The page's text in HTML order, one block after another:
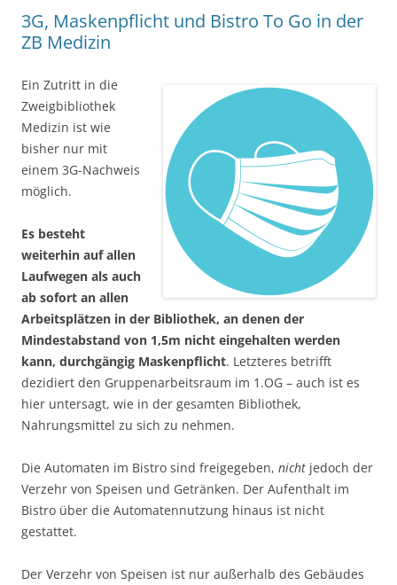
3G, Maskenpflicht und Bistro To Go in der
ZB Medizin
Ein Zutritt in die
Zweigbibliothek
Medizin ist wie
bisher nur mit
einem 3G-Nachweis
möglich.
Es besteht
weiterhin auf allen
Laufwegen als auch
ab sofort an allen
Arbeitsplätzen in der Bibliothek, an denen der
Mindestabstand von 1,5m nicht eingehalten werden
kann, durchgängig Maskenpflicht. Letzteres betrifft
dezidiert den Gruppenarbeitsraum im 1.OG – auch ist es
hier untersagt, wie in der gesamten Bibliothek,
Nahrungsmittel zu sich zu nehmen.
Die Automaten im Bistro sind freigegeben, nicht jedoch der
Verzehr von Speisen und Getränken. Der Aufenthalt im
Bistro über die Automatennutzung hinaus ist nicht
gestattet.
Der Verzehr von Speisen ist nur außerhalb des Gebäudes